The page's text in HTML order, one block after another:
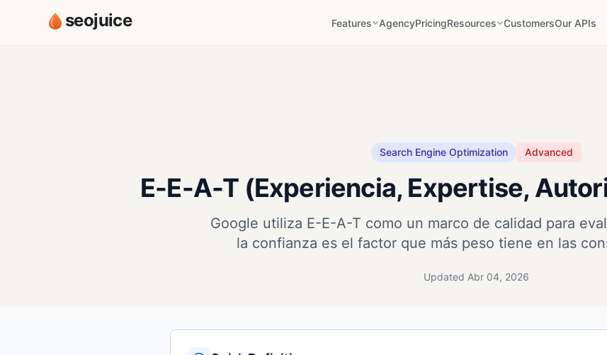
seojuice Features AgencyPricingResources CustomersOur APIs
Search Engine Optimization Advanced
E-E-A-T (Experiencia, Expertise,
Google utiliza E-E-A-T como un marco de calidad para
la confianza es el factor que más peso tiene en las
Updated Abr 04, 2026